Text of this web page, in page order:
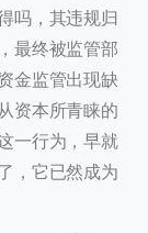
吗，其违规归
最终被监管部
金监管出现缺
资本所青睐的
一行为，早就
，它已然成为